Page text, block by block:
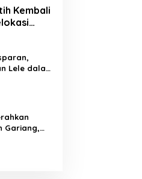
Kembali
Lele dalam
Sutera
Gariang,
Sungai